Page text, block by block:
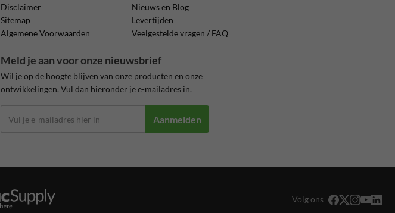
Disclaimer
Sitemap
Algemene Voorwaarden
Nieuws en Blog
Levertijden
Veelgestelde vragen / FAQ
Meld je aan voor onze nieuwsbrief
Wil je op de hoogte blijven van onze producten en onze
ontwikkelingen. Vul dan hieronder je e-mailadres in.
Aanmelden
Volg ons